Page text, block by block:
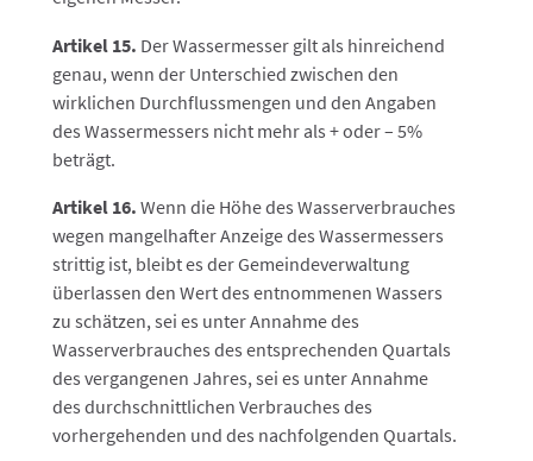
Artikel 15. Der Wassermesser gilt als hinreichend
genau, wenn der Unterschied zwischen den
wirklichen Durchflussmengen und den Angaben
des Wassermessers nicht mehr als + oder – 5%
beträgt.
Artikel 16. Wenn die Höhe des Wasserverbrauches
wegen mangelhafter Anzeige des Wassermessers
strittig ist, bleibt es der Gemeindeverwaltung
überlassen den Wert des entnommenen Wassers
zu schätzen, sei es unter Annahme des
Wasserverbrauches des entsprechenden Quartals
des vergangenen Jahres, sei es unter Annahme
des durchschnittlichen Verbrauches des
vorhergehenden und des nachfolgenden Quartals.